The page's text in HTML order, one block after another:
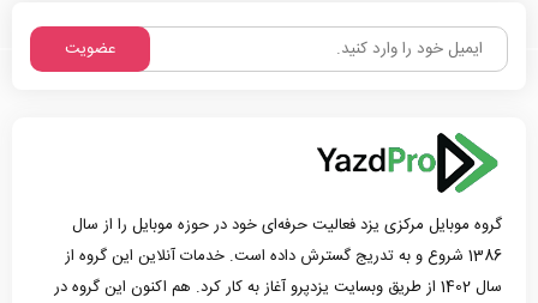
عضویت
گروه موبایل مرکزی یزد فعالیت حرفه‌ای خود در حوزه موبایل را از سال
1386 شروع و به تدریج گسترش داده است. خدمات آنلاین این گروه از
سال 1402 از طریق وبسایت یزدپرو آغاز به کار کرد. هم اکنون این گروه در